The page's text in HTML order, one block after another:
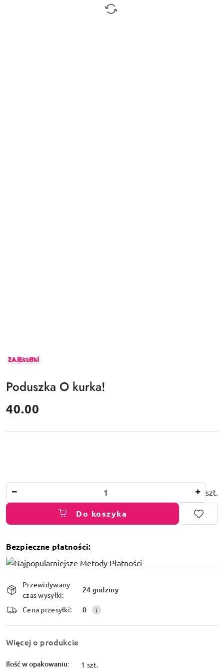
ZAJEKUBKI
Poduszka O kurka!
cena:
40.00
szt.
Do koszyka
Bezpieczne płatności:
Dostępność
i
dostawa
Przewidywany
czas wysyłki:
24 godziny
Cena przesyłki: 0
Więcej o produkcie
Ilość w opakowaniu: 1 szt.